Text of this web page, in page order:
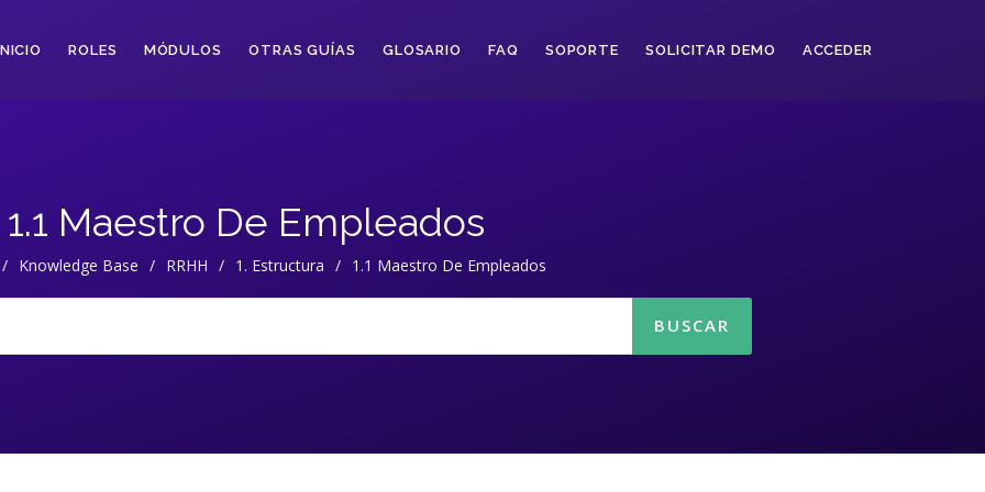
ROLES MÓDULOS OTRAS GUÍAS GLOSARIO FAQ SOPORTE SOLICITAR DEMO ACCEDER
1.1 Maestro De Empleados
/ Knowledge Base / RRHH / 1. Estructura / 1.1 Maestro De Empleados